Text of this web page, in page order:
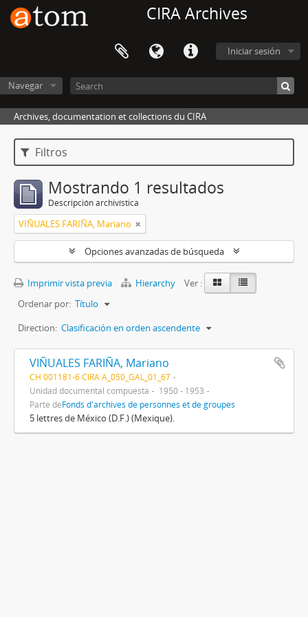
CIRA Archives
Iniciar sesión
Navegar
Archives, documentation et collections du CIRA
Filtros
Mostrando 1 resultados
Descripción archivística
VIÑUALES FARIÑA, Mariano
Opciones avanzadas de búsqueda
Imprimir vista previa Hierarchy
Ver :
Ordenar por: Título
Direction: Clasificación en orden ascendente
VIÑUALES FARIÑA, Mariano
CH 001181-6 CIRA A_050_GAL_01_67
Unidad documental compuesta
1950 - 1953
Parte deFonds d'archives de personnes et de groupes
5 lettres de México (D.F.) (Mexique).